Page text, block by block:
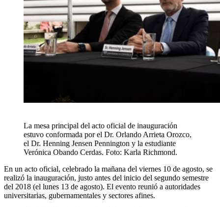
La mesa principal del acto oficial de inauguración
estuvo conformada por el Dr. Orlando Arrieta Orozco,
el Dr. Henning Jensen Pennington y la estudiante
Verónica Obando Cerdas. Foto: Karla Richmond.
En un acto oficial, celebrado la mañana del viernes 10 de agosto, se
realizó la inauguración, justo antes del inicio del segundo semestre
del 2018 (el lunes 13 de agosto). El evento reunió a autoridades
universitarias, gubernamentales y sectores afines.